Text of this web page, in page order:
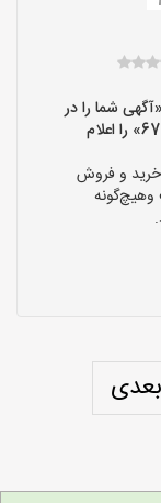
شما را در
سایت «مداربسته یاب» دیده ام و کد «آگهی-67» را اعلام
خرید و فروش
بعدی